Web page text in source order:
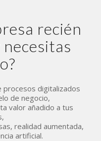
recién
digitalizados
de negocio,
valor añadido a tus
realidad aumentada,
artificial.